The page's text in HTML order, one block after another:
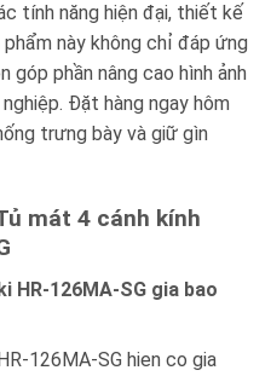
tính năng hiện đại, thiết kế
này không chỉ đáp ứng
góp phần nâng cao hình ảnh
Đặt hàng ngay hôm
trưng bày và giữ gìn
mát 4 cánh kính
HR-126MA-SG gia bao
126MA-SG hien co gia